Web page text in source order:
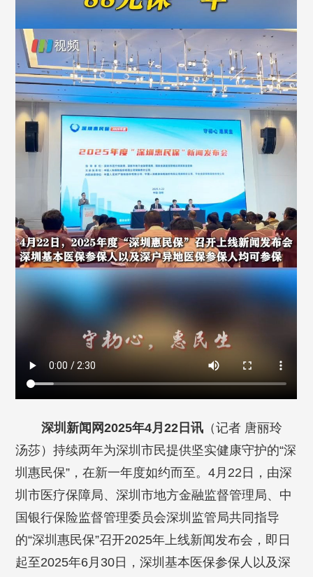
深圳新闻网2025年4月22日讯（记者 唐丽玲
汤莎）持续两年为深圳市民提供坚实健康守护的“深
圳惠民保”，在新一年度如约而至。4月22日，由深
圳市医疗保障局、深圳市地方金融监督管理局、中
国银行保险监督管理委员会深圳监管局共同指导
的“深圳惠民保”召开2025年上线新闻发布会，即日
起至2025年6月30日，深圳基本医保参保人以及深